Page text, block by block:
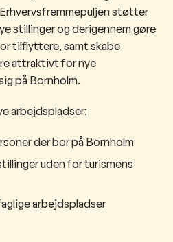
støtter
stillinger og derigennem gøre
tilflyttere, samt skabe
attraktivt for nye
på Bornholm.
arbejdspladser:
der bor på Bornholm
uden for turismens
arbejdspladser